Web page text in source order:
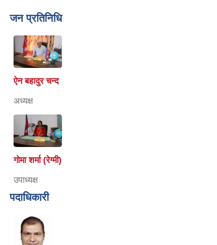
जन प्रतिनिधि
ऐन बहादुर चन्द
अध्यक्ष
गोमा शर्मा (रेग्मी)
उपाध्यक्ष
पदाधिकारी